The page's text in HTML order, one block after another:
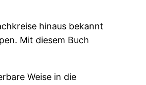
hinaus bekannt
Mit diesem Buch
Weise in die